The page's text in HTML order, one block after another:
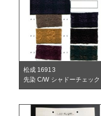
松成 16913
先染 C/W シャドーチェック